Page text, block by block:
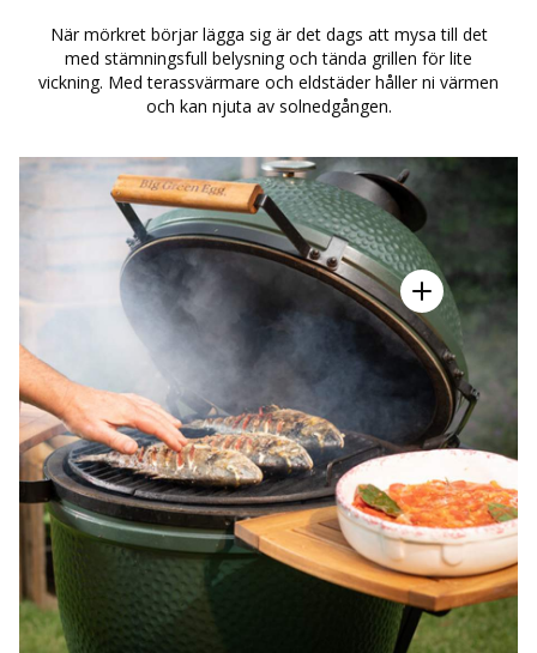
När mörkret börjar lägga sig är det dags att mysa till det
med stämningsfull belysning och tända grillen för lite
vickning. Med terassvärmare och eldstäder håller ni värmen
och kan njuta av solnedgången.